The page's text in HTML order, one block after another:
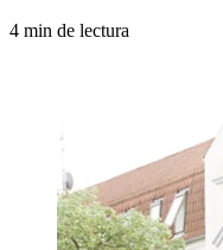
4 min de lectura